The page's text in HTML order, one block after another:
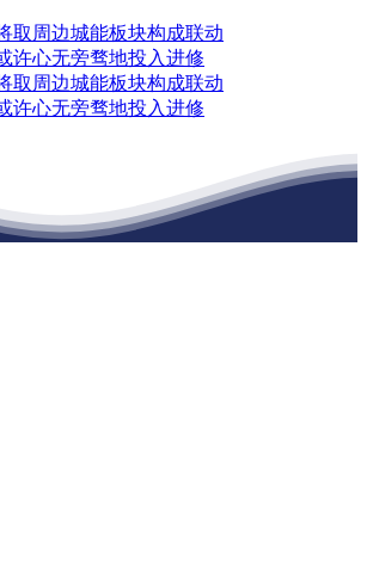
取周边城能板块构成联动
许心无旁骛地投入进修
取周边城能板块构成联动
许心无旁骛地投入进修